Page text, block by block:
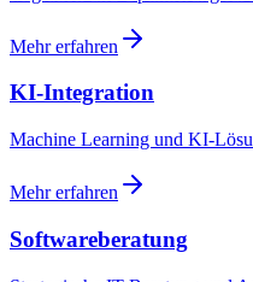
Mehr erfahren
KI-Integration
Machine Learning und KI-
Mehr erfahren
Softwareberatung